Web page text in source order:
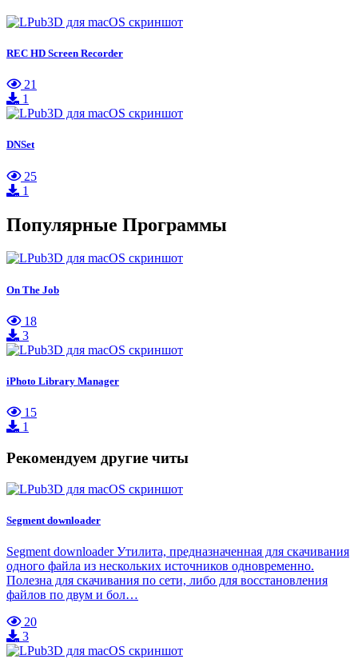
REC HD Screen Recorder
21
1
DNSet
25
1
Популярные Программы
On The Job
18
3
iPhoto Library Manager
15
1
Рекомендуем другие читы
Segment downloader
Segment downloader Утилита, предназначенная для скачивания
одного файла из нескольких источников одновременно.
Полезна для скачивания по сети, либо для восстановления
файлов по двум и бол…
20
3